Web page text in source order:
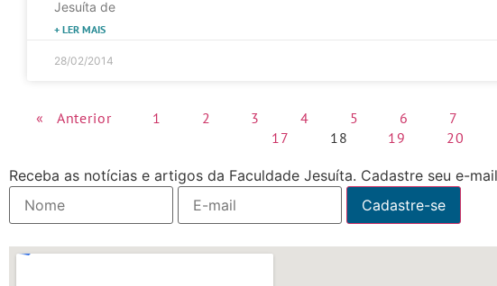
Jesuíta de
+ LER MAIS
28/02/2014
« Anterior 1 2 3 4 5 6 7
17
18 19 20
Receba as notícias e artigos da Faculdade Jesuíta. Cadastre seu e-